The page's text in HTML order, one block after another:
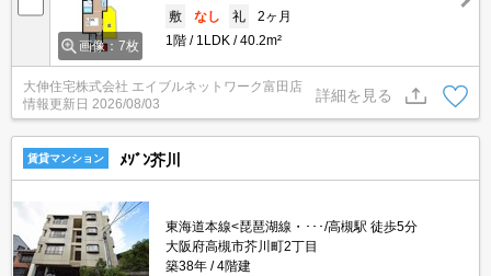
画像：7枚
敷
なし 礼
2ヶ月
1階
1LDK 40.2m²
大伸住宅株式会社 エイブルネットワーク富田店
情報更新日 2026/08/03
詳細を見る
賃貸マンション ﾒｿﾞﾝ芥川
東海道本線<琵琶湖線・･･･/高槻駅 徒歩5分
大阪府高槻市芥川町2丁目
築38年
4階建